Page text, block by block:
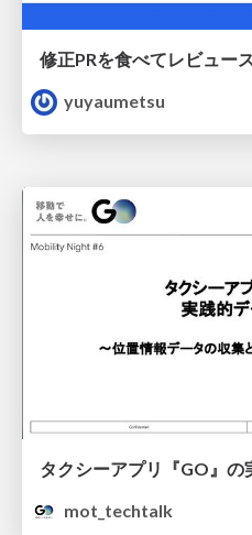
yuyaumetsu
mot_techtalk